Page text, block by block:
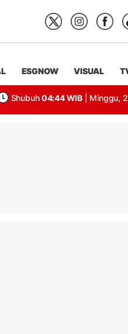
ESGNOW VISUAL
Shubuh 04:44 WIB | Minggu,